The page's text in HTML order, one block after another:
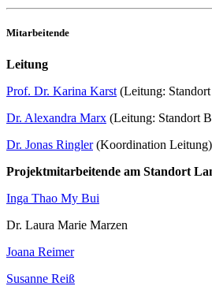
Mitarbeitende
Leitung
Prof. Dr. Karina Karst (Leitung:
Dr. Alexandra Marx (Leitung: Standort
Dr. Jonas Ringler(Koordination Leitung)
Projektmitarbeitende am Standort
Inga Thao My Bui
Dr. Laura Marie Marzen
Joana Reimer
Susanne Reiß